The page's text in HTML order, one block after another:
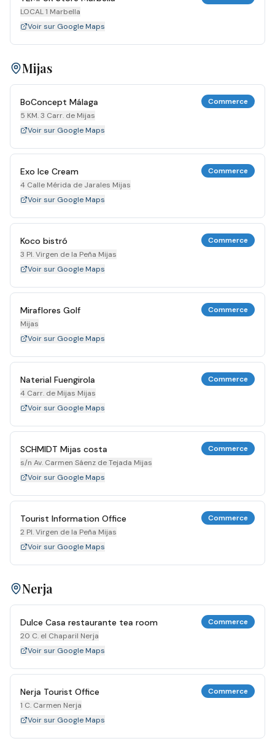
LOCAL 1 Marbella
Voir sur Google Maps
Mijas
BoConcept Málaga
5 KM. 3 Carr. de Mijas
Commerce
Voir sur Google Maps
Exo Ice Cream
4 Calle Mérida de Jarales Mijas
Commerce
Voir sur Google Maps
Koco bistró
3 Pl. Virgen de la Peña Mijas
Commerce
Voir sur Google Maps
Miraflores Golf
Mijas
Commerce
Voir sur Google Maps
Naterial Fuengirola
4 Carr. de Mijas Mijas
Commerce
Voir sur Google Maps
SCHMIDT Mijas costa
s/n Av. Carmen Sáenz de Tejada Mijas
Commerce
Voir sur Google Maps
Tourist Information Office
2 Pl. Virgen de la Peña Mijas
Commerce
Voir sur Google Maps
Nerja
Dulce Casa restaurante tea room
20 C. el Chaparil Nerja
Commerce
Voir sur Google Maps
Nerja Tourist Office
1 C. Carmen Nerja
Commerce
Voir sur Google Maps